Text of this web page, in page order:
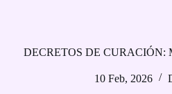
DECRETOS DE CURACIÓN:
10 Feb, 2026